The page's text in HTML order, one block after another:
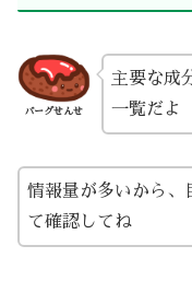
バーグせんせ
主要な成
一覧だよ
情報量が多いから、
て確認してね